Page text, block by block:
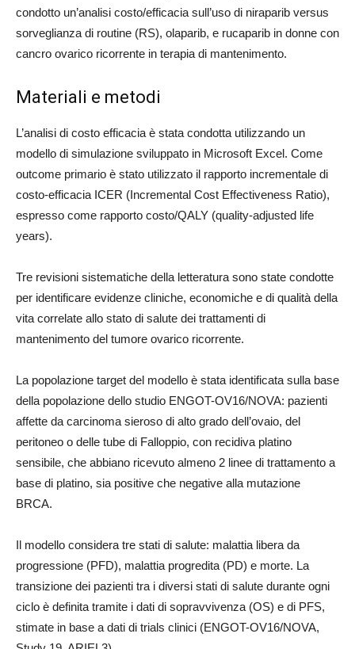
condotto un’analisi costo/efficacia sull’uso di niraparib versus
sorveglianza di routine (RS), olaparib, e rucaparib in donne con
cancro ovarico ricorrente in terapia di mantenimento.
Materiali e metodi
L’analisi di costo efficacia è stata condotta utilizzando un
modello di simulazione sviluppato in Microsoft Excel. Come
outcome primario è stato utilizzato il rapporto incrementale di
costo-efficacia ICER (Incremental Cost Effectiveness Ratio),
espresso come rapporto costo/QALY (quality-adjusted life
years).
Tre revisioni sistematiche della letteratura sono state condotte
per identificare evidenze cliniche, economiche e di qualità della
vita correlate allo stato di salute dei trattamenti di
mantenimento del tumore ovarico ricorrente.
La popolazione target del modello è stata identificata sulla base
della popolazione dello studio ENGOT-OV16/NOVA: pazienti
affette da carcinoma sieroso di alto grado dell’ovaio, del
peritoneo o delle tube di Falloppio, con recidiva platino
sensibile, che abbiano ricevuto almeno 2 linee di trattamento a
base di platino, sia positive che negative alla mutazione
BRCA.
Il modello considera tre stati di salute: malattia libera da
progressione (PFD), malattia progredita (PD) e morte. La
transizione dei pazienti tra i diversi stati di salute durante ogni
ciclo è definita tramite i dati di sopravvivenza (OS) e di PFS,
stimate in base a dati di trials clinici (ENGOT-OV16/NOVA,